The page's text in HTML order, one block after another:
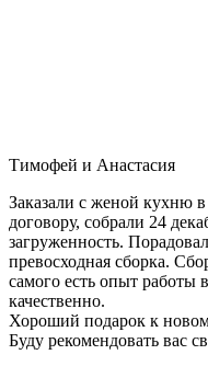
Тимофей и Анастасия
Заказали с женой кухню
договору, собрали 24
загруженность.
превосходная сборка.
самого есть опыт работы
качественно.
Хороший подарок к
Буду рекомендовать вас